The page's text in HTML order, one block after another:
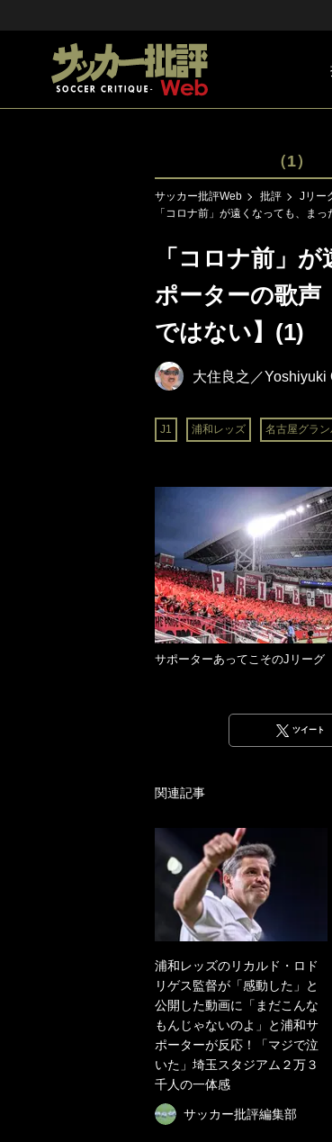
（1）
サッカー批評Web 批評
Jリー
「コロナ前」が遠くなっても、ま
「コロナ前」
ポーターの歌声
ではない】(1)
大住良之／Yoshiyuki
J1 浦和レッズ 名古屋グラン
サポーターあってこそのJリー
ツイート
関連記事
浦和レッズのリカルド・ロド
リゲス監督が「感動した」と
公開した動画に「まだこんな
もんじゃないのよ」と浦和サ
ポーターが反応！「マジで泣
いた」埼玉スタジアム２万３
千人の一体感
サッカー批評編集部